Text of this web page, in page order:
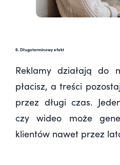
6. Długoterminowy efekt
Reklamy działają do
płacisz, a treści
przez długi czas.
czy wideo może
klientów nawet przez